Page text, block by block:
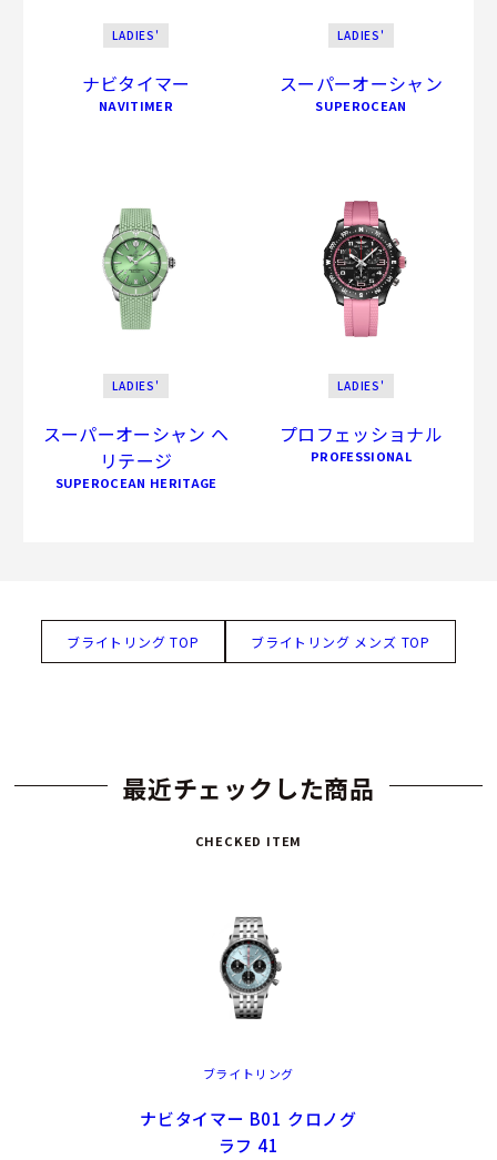
LADIES'
ナビタイマー
NAVITIMER
LADIES'
スーパーオーシャン
SUPEROCEAN
LADIES'
スーパーオーシャン ヘ
リテージ
SUPEROCEAN HERITAGE
LADIES'
プロフェッショナル
PROFESSIONAL
ブライトリング TOP ブライトリング メンズ TOP
最近チェックした商品
CHECKED ITEM
ブライトリング
ナビタイマー B01 クロノグ
ラフ 41